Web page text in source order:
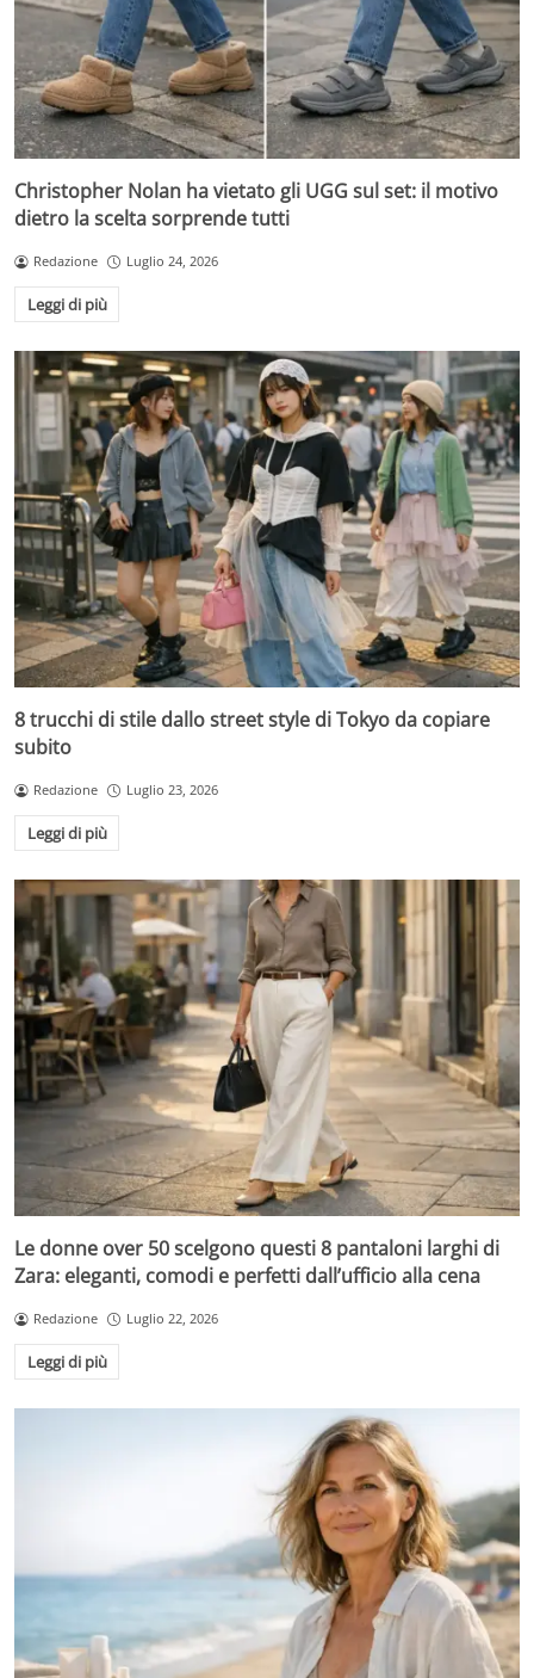
Christopher Nolan ha vietato gli UGG sul set: il motivo
dietro la scelta sorprende tutti
Redazione Luglio 24, 2026
Leggi di più
8 trucchi di stile dallo street style di Tokyo da copiare
subito
Redazione Luglio 23, 2026
Leggi di più
Le donne over 50 scelgono questi 8 pantaloni larghi di
Zara: eleganti, comodi e perfetti dall’ufficio alla cena
Redazione Luglio 22, 2026
Leggi di più